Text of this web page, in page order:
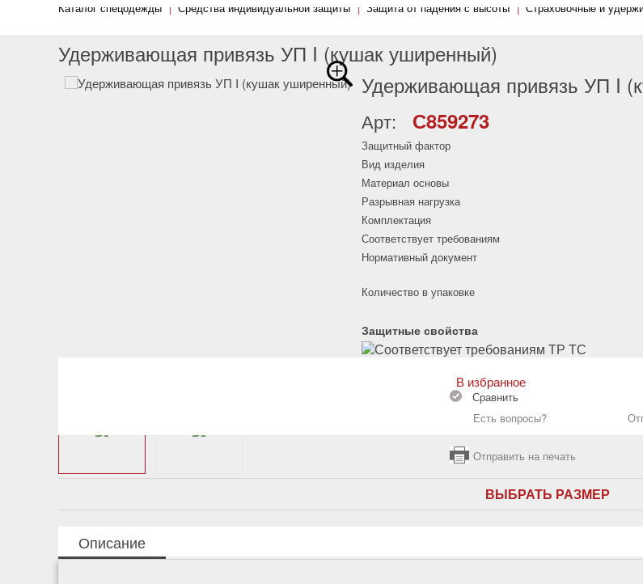
Каталог спецодежды | Средства индивидуальной защиты | Защита от падения с высоты | Страховочные и
Удерживающая привязь УП I (кушак уширенный)
Удерживающая привязь УП I
Арт: С859273
Защитный фактор
Вид изделия
Материал основы
Разрывная нагрузка
Комплектация
Соответствует требованиям
Нормативный документ
Количество в упаковке
Защитные свойства
В избранное
Сравнить
Есть вопросы?
Отправить на печать
ВЫБРАТЬ РАЗМЕР
Описание